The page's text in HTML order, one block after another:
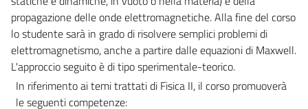
propagazione delle onde elettromagnetiche. Alla fine del corso
lo studente sarà in grado di risolvere semplici problemi di
elettromagnetismo, anche a partire dalle equazioni di Maxwell.
L'approccio seguito è di tipo sperimentale-teorico.
In riferimento ai temi trattati di Fisica II, il corso promuoverà
le seguenti competenze: